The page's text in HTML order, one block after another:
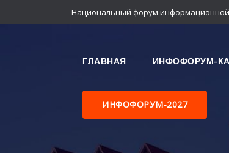
Национальный форум информационной
ГЛАВНАЯ ИНФОФОРУМ-
ИНФОФОРУМ-2027